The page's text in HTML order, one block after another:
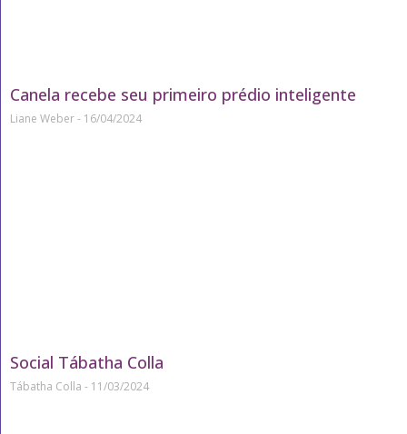
Canela recebe seu primeiro prédio inteligente
Liane Weber 16/04/2024
Social Tábatha Colla
Tábatha Colla 11/03/2024